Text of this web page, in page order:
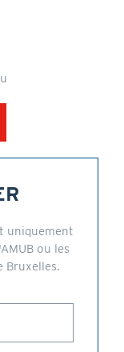
uniquement
ou les
Bruxelles.